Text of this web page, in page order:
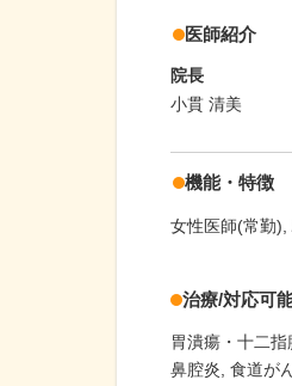
医師紹介
院長
小貫 清美
機能・特徴
女性医師(常勤)
治療/対応可
胃潰瘍・十二指
鼻腔炎 食道が